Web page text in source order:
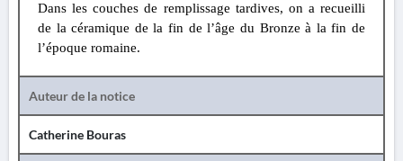
Dans les couches de remplissage tardives, on a recueilli
de la céramique de la fin de l’âge du Bronze à la fin de
l’époque romaine.
Auteur de la notice
Catherine Bouras